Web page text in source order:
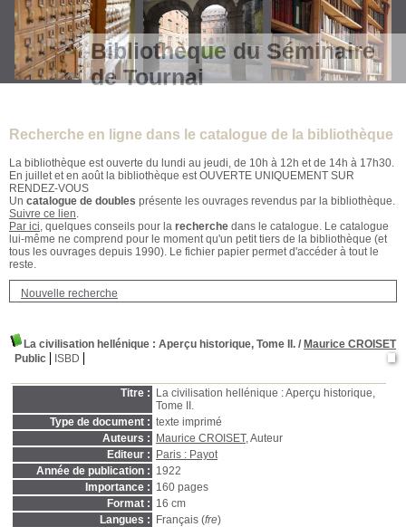
Bibliothèque du Séminaire
de Tournai
Recherche en ligne dans le catalogue de la bibliothèque
La bibliothèque est ouverte du lundi au jeudi, de 10h à 12h et de 14h à 17h30.
En juillet et en août la bibliothèque est OUVERTE UNIQUEMENT SUR
RENDEZ-VOUS
Un catalogue de doubles présente les ouvrages revendus par la bibliothèque.
Suivre ce lien.
Par ici, quelques conseils pour la recherche dans le catalogue. Le catalogue
lui-même ne comprend pour le moment qu'un petit tiers de la bibliothèque (et
tous les ouvrages depuis 1990). Le fichier papier permet d'accéder à tout le
reste.
Nouvelle recherche
La civilisation hellénique : Aperçu historique, Tome II. / Maurice CROISET
Public
ISBD
Titre :
La civilisation hellénique : Aperçu historique,
Tome II.
Type de document : texte imprimé
Auteurs :
Maurice CROISET, Auteur
Editeur :
Paris : Payot
Année de publication : 1922
Importance : 160 pages
Format : 16 cm
Langues :
Français (fre)